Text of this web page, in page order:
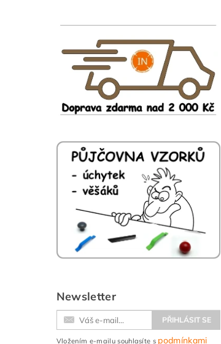
Newsletter
Vložením e-mailu souhlasíte s podmínkami